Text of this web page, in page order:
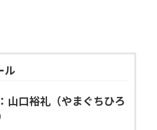
ル
山口裕礼（やまぐちひろ